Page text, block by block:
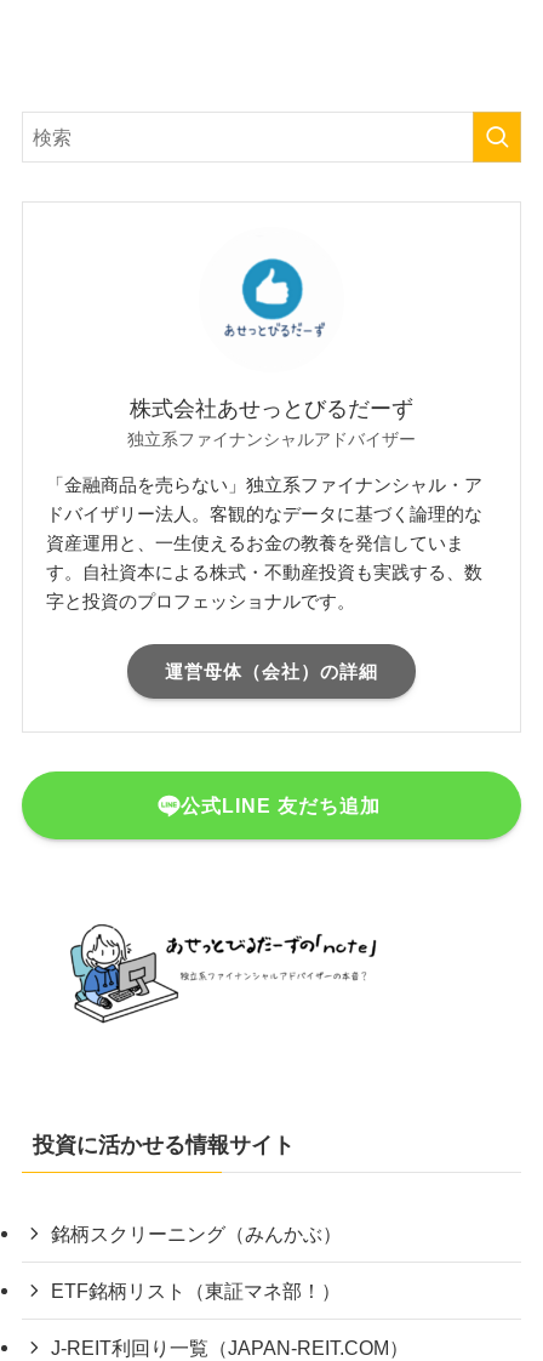
株式会社あせっとびるだーず
独立系ファイナンシャルアドバイザー
「金融商品を売らない」独立系ファイナンシャル・ア
ドバイザリー法人。客観的なデータに基づく論理的な
資産運用と、一生使えるお金の教養を発信していま
す。自社資本による株式・不動産投資も実践する、数
字と投資のプロフェッショナルです。
運営母体（会社）の詳細
公式LINE 友だち追加
投資に活かせる情報サイト
銘柄スクリーニング（みんかぶ）
ETF銘柄リスト（東証マネ部！）
J-REIT利回り一覧（JAPAN-REIT.COM）